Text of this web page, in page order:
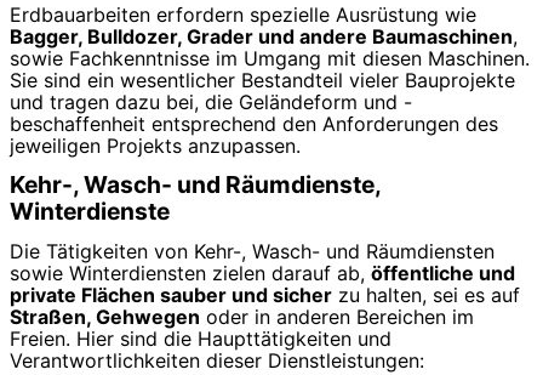
Erdbauarbeiten erfordern spezielle Ausrüstung wie
Bagger, Bulldozer, Grader und andere Baumaschinen,
sowie Fachkenntnisse im Umgang mit diesen Maschinen.
Sie sind ein wesentlicher Bestandteil vieler Bauprojekte
und tragen dazu bei, die Geländeform und -
beschaffenheit entsprechend den Anforderungen des
jeweiligen Projekts anzupassen.
Kehr-, Wasch- und Räumdienste,
Winterdienste
Die Tätigkeiten von Kehr-, Wasch- und Räumdiensten
sowie Winterdiensten zielen darauf ab, öffentliche und
private Flächen sauber und sicher zu halten, sei es auf
Straßen, Gehwegen oder in anderen Bereichen im
Freien. Hier sind die Haupttätigkeiten und
Verantwortlichkeiten dieser Dienstleistungen: